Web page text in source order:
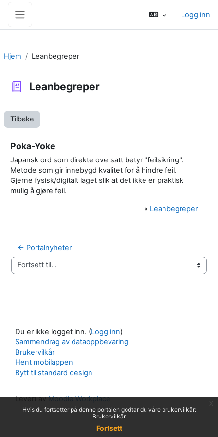
Gå til hovedinnhold
Hvis du fortsetter på denne portalen godtar du våre brukervilkår:
Brukervilkår
Fortsett
Sidepanel
Logg inn
Hjem Leanbegreper
Leanbegreper
Tilbake
Poka-Yoke
Japansk ord som direkte oversatt betyr "feilsikring".
Metode som gir innebygd kvalitet for å hindre feil.
Gjerne fysisk/digitalt laget slik at det ikke er praktisk
mulig å gjøre feil.
» Leanbegreper
← Portalnyheter
Fortsett til...
Du er ikke logget inn. (Logg inn)
Sammendrag av dataoppbevaring
Brukervilkår
Hent mobilappen
Bytt til standard design
Levert av Moodle Workplace